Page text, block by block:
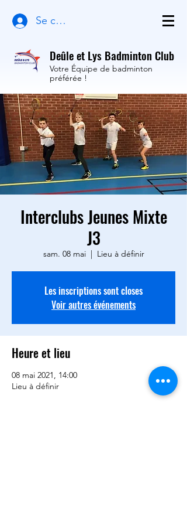
Se connecter
Deûle et Lys Badminton Club
Votre Équipe de badminton
préférée !
Interclubs Jeunes Mixte
J3
sam. 08 mai
  |
Lieu à définir
Les inscriptions sont closes
Voir autres événements
Heure et lieu
08 mai 2021, 14:00
Lieu à définir